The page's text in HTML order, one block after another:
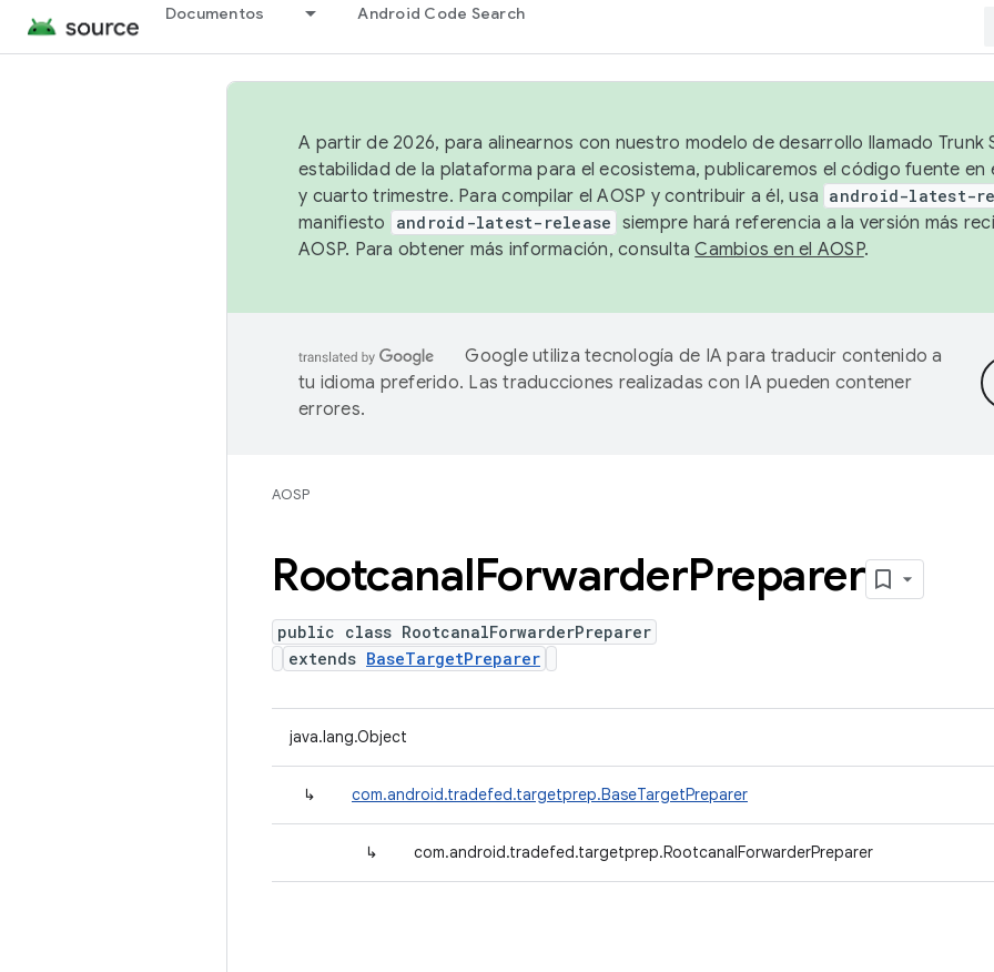
Documentos Android Code Search
A partir de 2026, para alinearnos con nuestro modelo de desarrollo llamado Trunk
estabilidad de la plataforma para el ecosistema, publicaremos el código fuente en
y cuarto trimestre. Para compilar el AOSP y contribuir a él, usa android-latest-
manifiesto
android-latest-release siempre hará referencia a la versión más
AOSP. Para obtener más información, consultaCambios en el AOSP.
Google utiliza tecnología de IA para traducir contenido a
tu idioma preferido. Las traducciones realizadas con IA pueden contener
errores.
AOSP
RootcanalForwarderPreparer
public class RootcanalForwarderPreparer
extends BaseTargetPreparer
java.lang.Object
↳ com.android.tradefed.targetprep.BaseTargetPreparer
↳ com.android.tradefed.targetprep.RootcanalForwarderPreparer